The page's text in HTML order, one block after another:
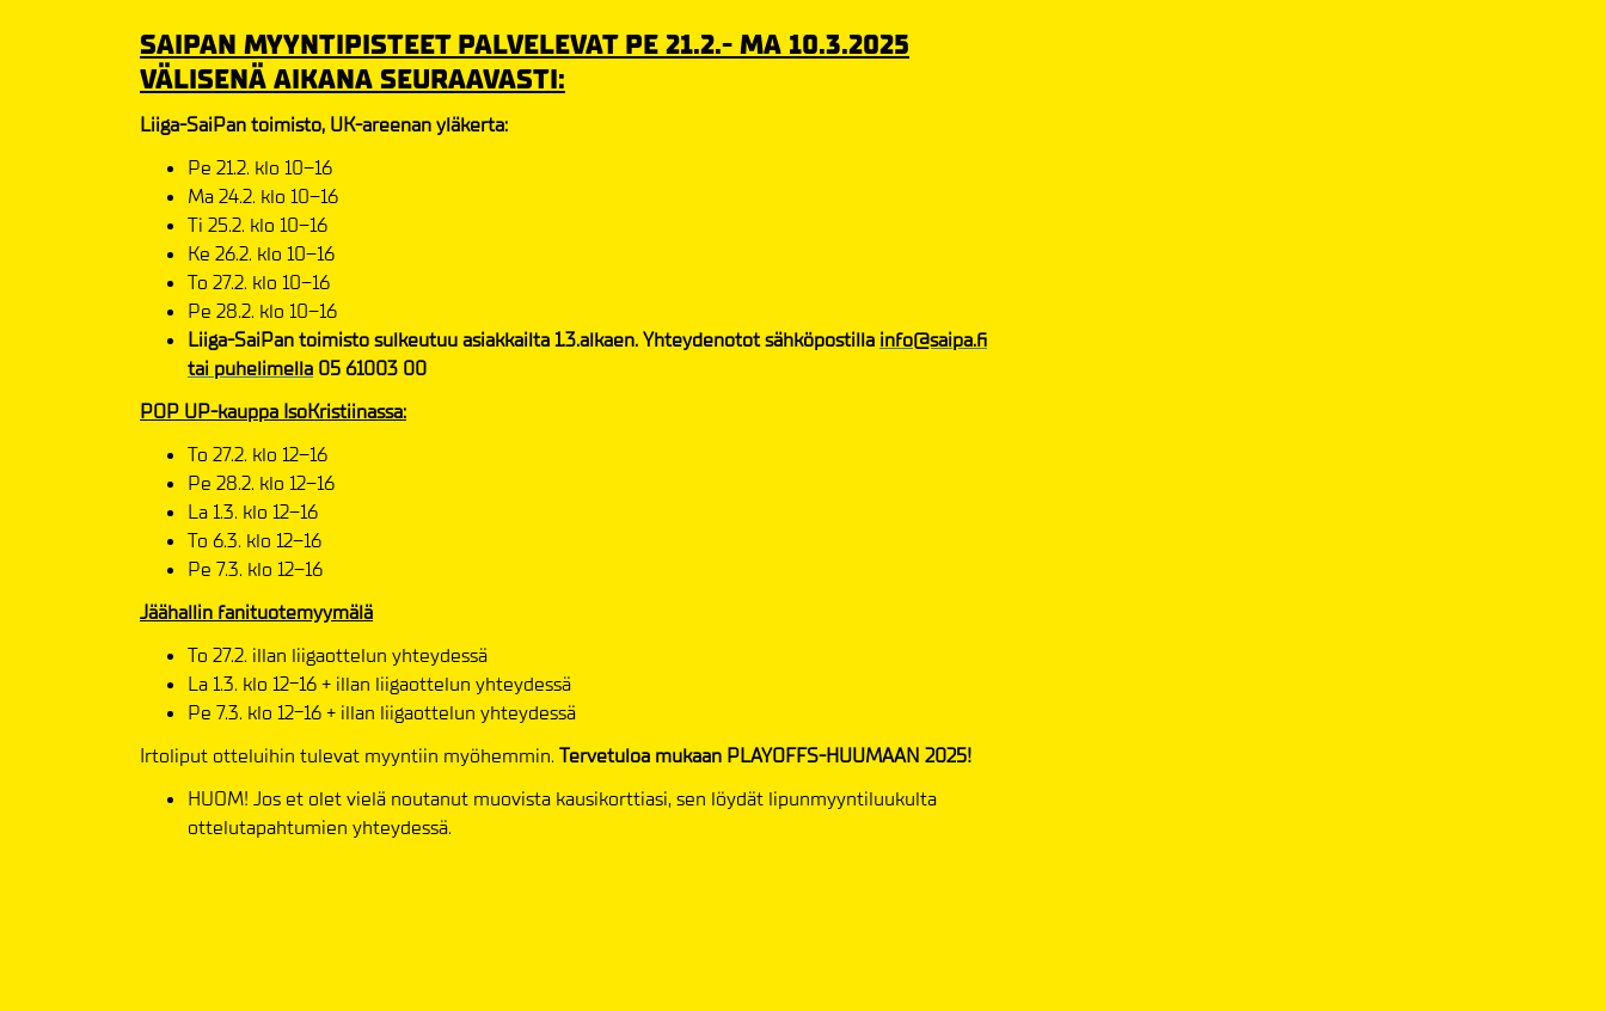
SAIPAN MYYNTIPISTEET PALVELEVAT PE 21.2.- MA 10.3.2025
VÄLISENÄ AIKANA SEURAAVASTI:
Liiga-SaiPan toimisto, UK-areenan yläkerta:
Pe 21.2. klo 10–16
Ma 24.2. klo 10–16
Ti 25.2. klo 10–16
Ke 26.2. klo 10–16
To 27.2. klo 10–16
Pe 28.2. klo 10–16
Liiga-SaiPan toimisto sulkeutuu asiakkailta 1.3.alkaen. Yhteydenotot sähköpostilla info@saipa.fi
tai puhelimella 05 61003 00
POP UP-kauppa IsoKristiinassa:
To 27.2. klo 12–16
Pe 28.2. klo 12–16
La 1.3. klo 12–16
To 6.3. klo 12–16
Pe 7.3. klo 12–16
Jäähallin fanituotemyymälä
To 27.2. illan liigaottelun yhteydessä
La 1.3. klo 12-16 + illan liigaottelun yhteydessä
Pe 7.3. klo 12-16 + illan liigaottelun yhteydessä
Irtoliput otteluihin tulevat myyntiin myöhemmin. Tervetuloa mukaan PLAYOFFS-HUUMAAN 2025!
HUOM! Jos et olet vielä noutanut muovista kausikorttiasi, sen löydät lipunmyyntiluukulta
ottelutapahtumien yhteydessä.